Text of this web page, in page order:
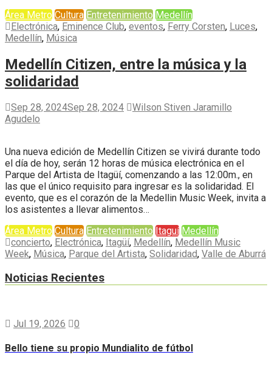
Área Metro Cultura Entretenimiento Medellín
Electrónica, Eminence Club, eventos, Ferry Corsten, Luces,
Medellín, Música
Medellín Citizen, entre la música y la
solidaridad
Sep 28, 2024Sep 28, 2024
Wilson Stiven Jaramillo
Agudelo
Una nueva edición de Medellín Citizen se vivirá durante todo
el día de hoy, serán 12 horas de música electrónica en el
Parque del Artista de Itagüí, comenzando a las 12:00m., en
las que el único requisito para ingresar es la solidaridad. El
evento, que es el corazón de la Medellin Music Week, invita a
los asistentes a llevar alimentos…
Área Metro Cultura Entretenimiento Itaguí Medellín
concierto, Electrónica, Itagüí, Medellín, Medellín Music
Week, Música, Parque del Artista, Solidaridad, Valle de Aburrá
Noticias Recientes
Jul 19, 2026 0
Bello tiene su propio Mundialito de fútbol